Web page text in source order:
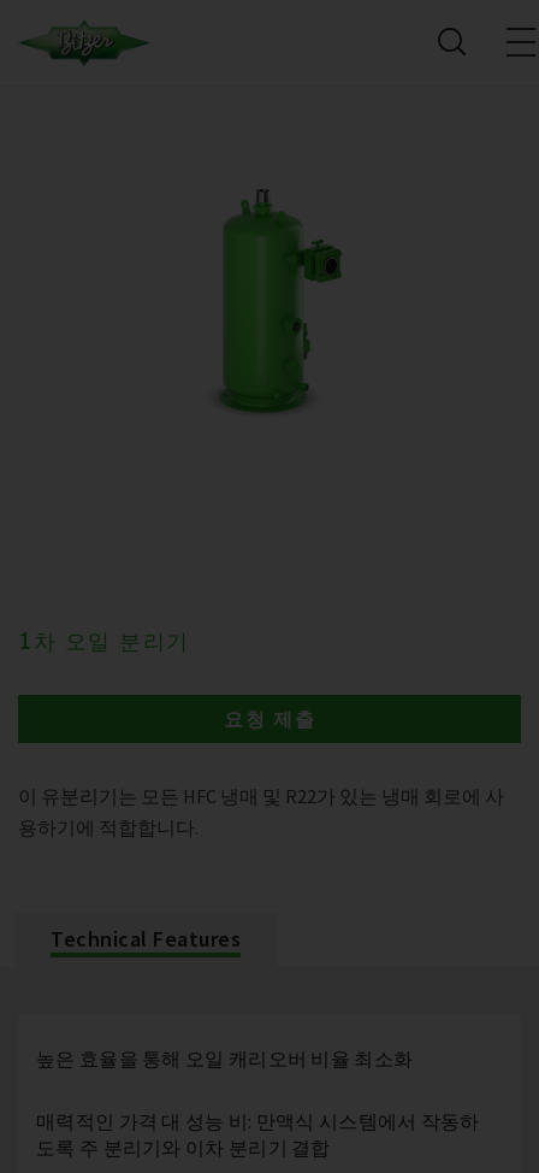
1차 오일 분리기
이 유분리기는 모든 HFC 냉매 및 R22가 있는 냉매 회로에 사
용하기에 적합합니다.
요청 제출
Technical Features
높은 효율을 통해 오일 캐리오버 비율 최소화
매력적인 가격 대 성능 비: 만액식 시스템에서 작동하
도록 주 분리기와 이차 분리기 결합